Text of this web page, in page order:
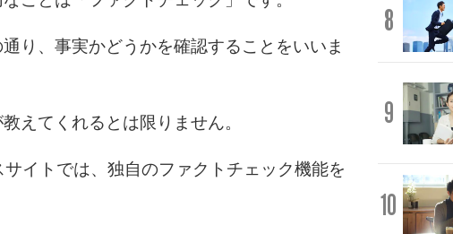
り、事実かどうかを確認することをいいま
えてくれるとは限りません。
イトでは、独自のファクトチェック機能を
8
9
10